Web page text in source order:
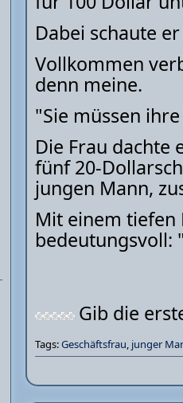
Dabei schaute
Vollkommen
denn meine.
"Sie müssen
Die Frau dachte
fünf 20-
jungen Mann,
Mit einem tiefen
bedeutungsvoll:
Gib die
Tags:Geschäftsfrau, junger